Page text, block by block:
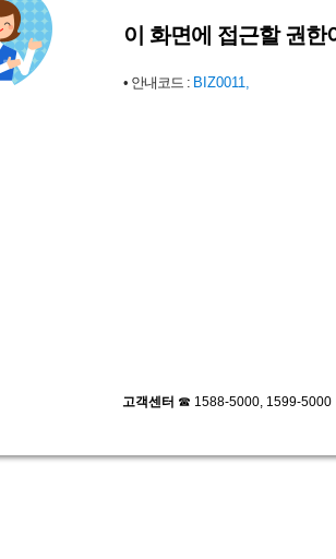
이 화면에 접근할 권한
• 안내코드 : BIZ0011,
고객센터 ☎ 1588-5000, 1599-5000